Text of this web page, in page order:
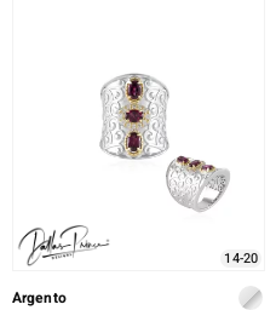
14-20
Argento